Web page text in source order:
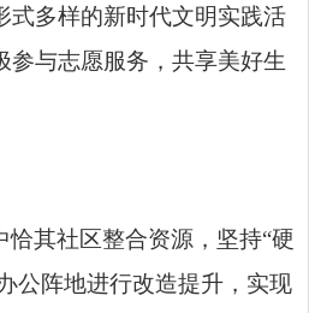
式多样的新时代文明实践活
参与志愿服务，共享美好生
恰其社区整合资源，坚持“硬
公阵地进行改造提升，实现